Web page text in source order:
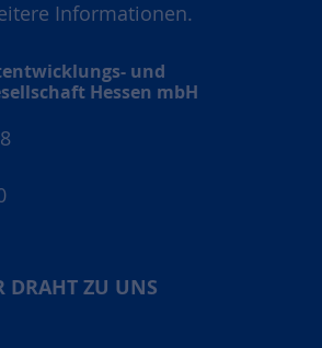
Informationen.
und
Hessen mbH
DRAHT ZU UNS